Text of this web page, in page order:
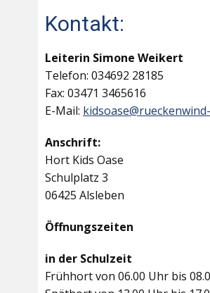
Kontakt:
Leiterin Simone Weikert
Telefon: 034692 28185
Fax: 03471 3465616
E-Mail:
Anschrift:
Hort Kids Oase
Schulplatz 3
06425 Alsleben
Öffnungszeiten
in der Schulzeit
Frühhort von 06.00 Uhr bis